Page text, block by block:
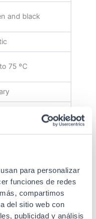
para personalizar
funciones de redes
compartimos
del sitio web con
publicidad y análisis
and black
75 ºC
mode
μm (657.A1 –
APC